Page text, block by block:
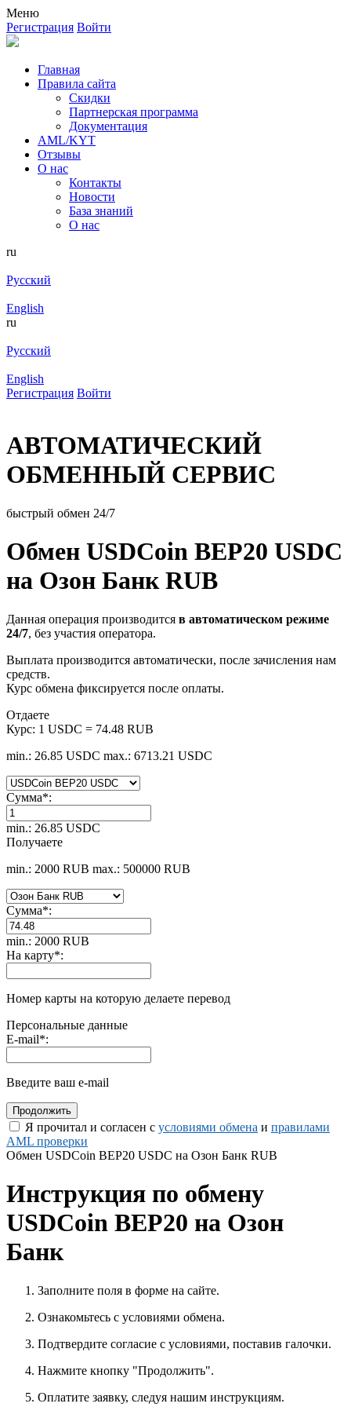
Меню
Регистрация Войти
Главная
Правила сайта
Скидки
Партнерская программа
Документация
AML/KYT
Отзывы
О нас
Контакты
Новости
База знаний
О нас
ru
Русский
English
ru
Русский
English
Регистрация Войти
АВТОМАТИЧЕСКИЙ
ОБМЕННЫЙ СЕРВИС
быстрый обмен 24/7
Обмен USDCoin BEP20 USDC
на Озон Банк RUB
Данная операция производится в автоматическом режиме
24/7, без участия оператора.
Выплата производится автоматически, после зачисления нам
средств.
Курс обмена фиксируется после оплаты.
Отдаете
Курс: 1 USDC = 74.48 RUB
min.: 26.85 USDC max.: 6713.21 USDC
Сумма*:
min.: 26.85 USDC
Получаете
min.: 2000 RUB max.: 500000 RUB
Сумма*:
min.: 2000 RUB
На карту*:
Номер карты на которую делаете перевод
Персональные данные
E-mail*:
Введите ваш e-mail
Я прочитал и согласен с условиями обмена и правилами
AML проверки
Обмен USDCoin BEP20 USDC на Озон Банк RUB
Инструкция по обмену
USDCoin BEP20 на Озон
Банк
Заполните поля в форме на сайте.
Ознакомьтесь с условиями обмена.
Подтвердите согласие с условиями, поставив галочки.
Нажмите кнопку "Продолжить".
Оплатите заявку, следуя нашим инструкциям.